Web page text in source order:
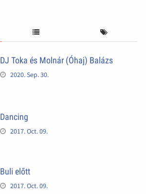
DJ Toka és Molnár (Óhaj) Balázs
2020. Sep. 30.
Dancing
2017. Oct. 09.
Buli előtt
2017. Oct. 09.